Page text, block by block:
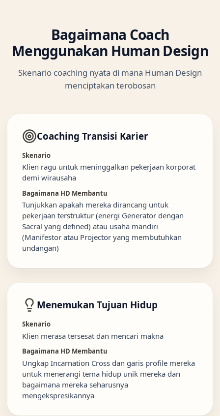
Bagaimana Coach
Menggunakan Human Design
Skenario coaching nyata di mana Human Design
menciptakan terobosan
Coaching Transisi Karier
Skenario
Klien ragu untuk meninggalkan pekerjaan korporat
demi wirausaha
Bagaimana HD Membantu
Tunjukkan apakah mereka dirancang untuk
pekerjaan terstruktur (energi Generator dengan
Sacral yang defined) atau usaha mandiri
(Manifestor atau Projector yang membutuhkan
undangan)
Menemukan Tujuan Hidup
Skenario
Klien merasa tersesat dan mencari makna
Bagaimana HD Membantu
Ungkap Incarnation Cross dan garis profile mereka
untuk menerangi tema hidup unik mereka dan
bagaimana mereka seharusnya
mengekspresikannya